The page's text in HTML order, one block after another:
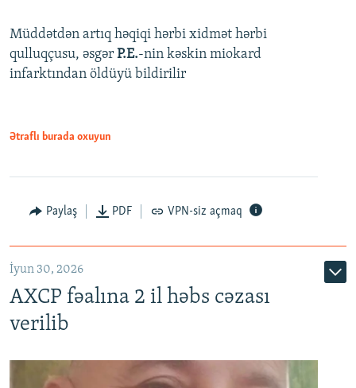
Müddətdən artıq həqiqi hərbi xidmət hərbi
qulluqçusu, əsgər P.E.-nin kəskin miokard
infarktından öldüyü bildirilir
Ətraflı burada oxuyun
Paylaş PDF VPN-siz açmaq
İyun 30, 2026
AXCP fəalına 2 il həbs cəzası
verilib